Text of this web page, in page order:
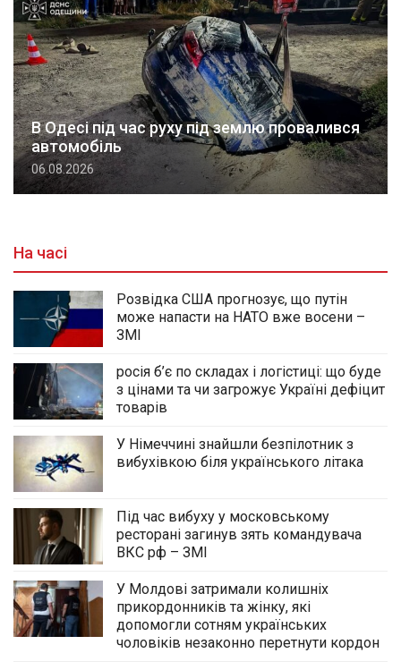
В Одесі під час руху під землю провалився
автомобіль
06.08.2026
На часі
Розвідка США прогнозує, що путін
може напасти на НАТО вже восени –
ЗМІ
росія б’є по складах і логістиці: що буде
з цінами та чи загрожує Україні дефіцит
товарів
У Німеччині знайшли безпілотник з
вибухівкою біля українського літака
Під час вибуху у московському
ресторані загинув зять командувача
ВКС рф – ЗМІ
У Молдові затримали колишніх
прикордонників та жінку, які
допомогли сотням українських
чоловіків незаконно перетнути кордон